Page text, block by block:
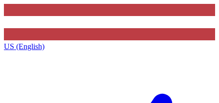
US (English)